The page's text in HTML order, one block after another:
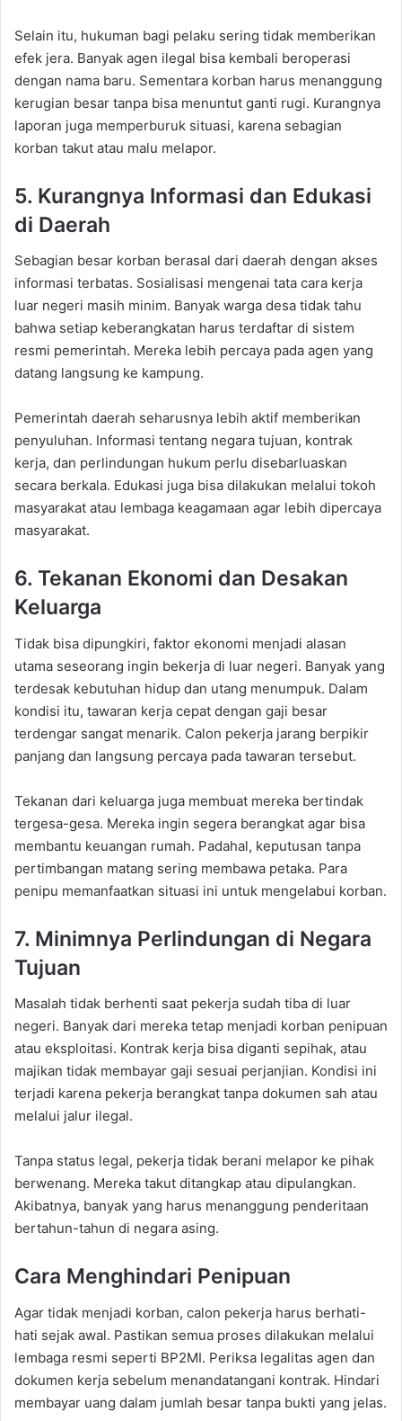
Selain itu, hukuman bagi pelaku sering tidak memberikan
efek jera. Banyak agen ilegal bisa kembali beroperasi
dengan nama baru. Sementara korban harus menanggung
kerugian besar tanpa bisa menuntut ganti rugi. Kurangnya
laporan juga memperburuk situasi, karena sebagian
korban takut atau malu melapor.
5. Kurangnya Informasi dan Edukasi
di Daerah
Sebagian besar korban berasal dari daerah dengan akses
informasi terbatas. Sosialisasi mengenai tata cara kerja
luar negeri masih minim. Banyak warga desa tidak tahu
bahwa setiap keberangkatan harus terdaftar di sistem
resmi pemerintah. Mereka lebih percaya pada agen yang
datang langsung ke kampung.
Pemerintah daerah seharusnya lebih aktif memberikan
penyuluhan. Informasi tentang negara tujuan, kontrak
kerja, dan perlindungan hukum perlu disebarluaskan
secara berkala. Edukasi juga bisa dilakukan melalui tokoh
masyarakat atau lembaga keagamaan agar lebih dipercaya
masyarakat.
6. Tekanan Ekonomi dan Desakan
Keluarga
Tidak bisa dipungkiri, faktor ekonomi menjadi alasan
utama seseorang ingin bekerja di luar negeri. Banyak yang
terdesak kebutuhan hidup dan utang menumpuk. Dalam
kondisi itu, tawaran kerja cepat dengan gaji besar
terdengar sangat menarik. Calon pekerja jarang berpikir
panjang dan langsung percaya pada tawaran tersebut.
Tekanan dari keluarga juga membuat mereka bertindak
tergesa-gesa. Mereka ingin segera berangkat agar bisa
membantu keuangan rumah. Padahal, keputusan tanpa
pertimbangan matang sering membawa petaka. Para
penipu memanfaatkan situasi ini untuk mengelabui korban.
7. Minimnya Perlindungan di Negara
Tujuan
Masalah tidak berhenti saat pekerja sudah tiba di luar
negeri. Banyak dari mereka tetap menjadi korban penipuan
atau eksploitasi. Kontrak kerja bisa diganti sepihak, atau
majikan tidak membayar gaji sesuai perjanjian. Kondisi ini
terjadi karena pekerja berangkat tanpa dokumen sah atau
melalui jalur ilegal.
Tanpa status legal, pekerja tidak berani melapor ke pihak
berwenang. Mereka takut ditangkap atau dipulangkan.
Akibatnya, banyak yang harus menanggung penderitaan
bertahun-tahun di negara asing.
Cara Menghindari Penipuan
Agar tidak menjadi korban, calon pekerja harus berhati-
hati sejak awal. Pastikan semua proses dilakukan melalui
lembaga resmi seperti BP2MI. Periksa legalitas agen dan
dokumen kerja sebelum menandatangani kontrak. Hindari
membayar uang dalam jumlah besar tanpa bukti yang jelas.